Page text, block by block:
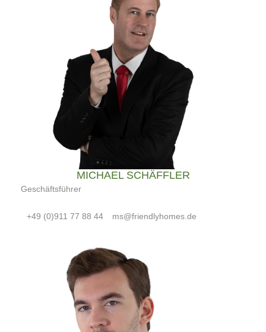
MICHAEL SCHÄFFLER
Geschäftsführer
+49 (0)911 77 88 44 ms@friendlyhomes.de